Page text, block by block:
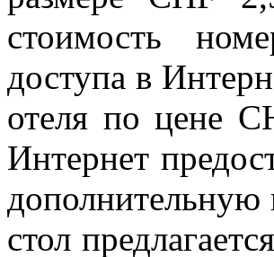
стоимость
доступа в
отеля по цене
Интернет
дополнительную
стол